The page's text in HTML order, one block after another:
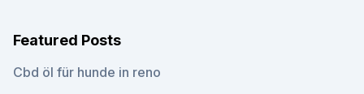
Featured Posts
Cbd öl für hunde in reno